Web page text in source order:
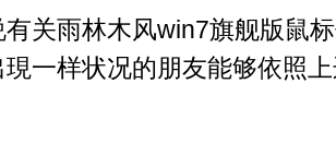
有关雨林木风win7旗舰版鼠
一样状况的朋友能够依照